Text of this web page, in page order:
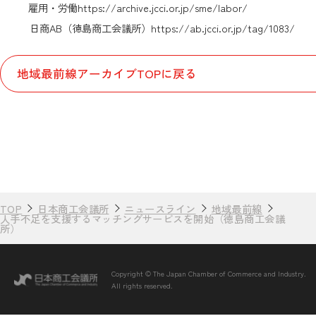
雇用・労働https://archive.jcci.or.jp/sme/labor/
日商AB（徳島商工会議所） https://ab.jcci.or.jp/tag/1083/
地域最前線アーカイブTOPに戻る
TOP 日本商工会議所 ニュースライン 地域最前線
人手不足を支援するマッチングサービスを開始（徳島商工会議
所）
Copyright © The Japan Chamber of Commerce and Industry.
All rights reserved.